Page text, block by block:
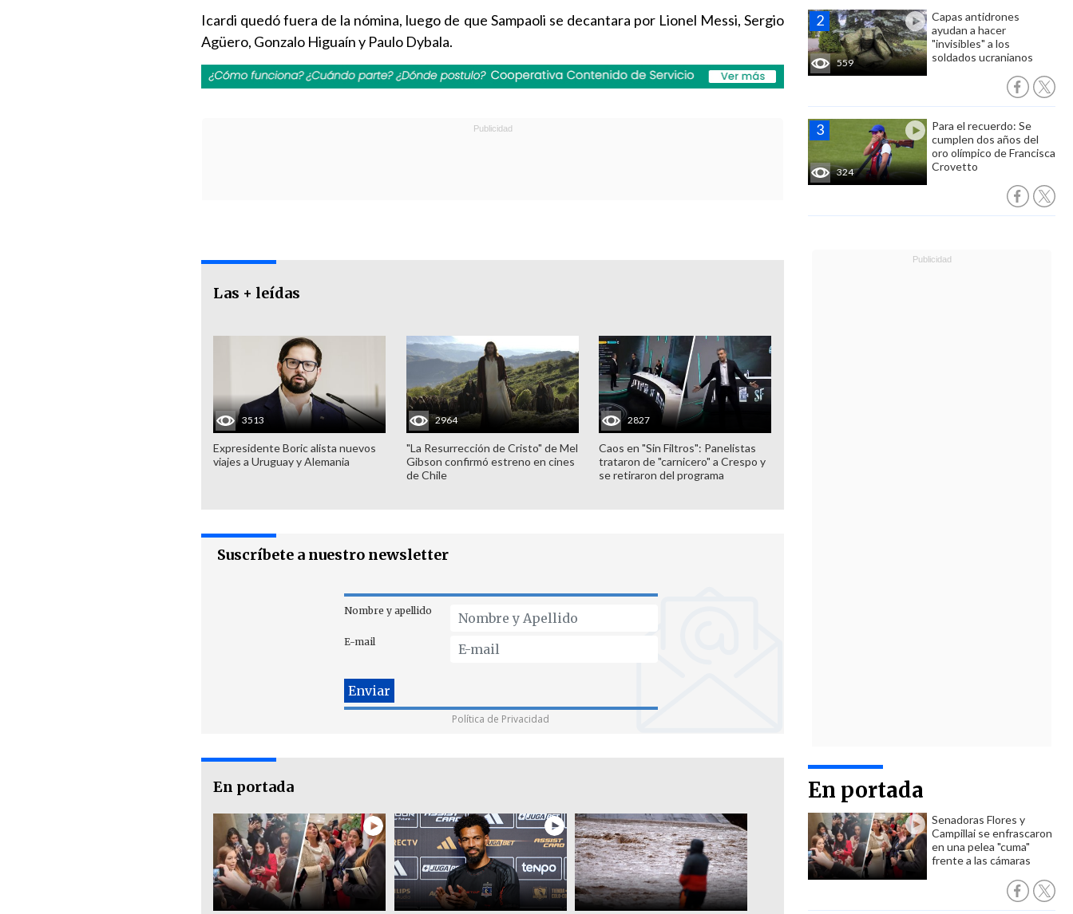
559
Capas antidrones
ayudan a hacer
"invisibles" a los
soldados ucranianos
324
Para el recuerdo: Se
cumplen dos años del
oro olímpico de Francisca
Crovetto
En portada
Senadoras Flores y
Campillai se enfrascaron
en una pelea "cuma"
frente a las cámaras
Icardi quedó fuera de la nómina, luego de que Sampaoli se decantara por Lionel Messi, Sergio
Agüero, Gonzalo Higuaín y Paulo Dybala.
Las + leídas
3513
Expresidente Boric alista nuevos
viajes a Uruguay y Alemania
2964
"La Resurrección de Cristo" de Mel
Gibson confirmó estreno en cines
de Chile
2827
Caos en "Sin Filtros": Panelistas
trataron de "carnicero" a Crespo y
se retiraron del programa
Suscríbete a nuestro newsletter
Nombre y apellido
E-mail
Política de Privacidad
En portada